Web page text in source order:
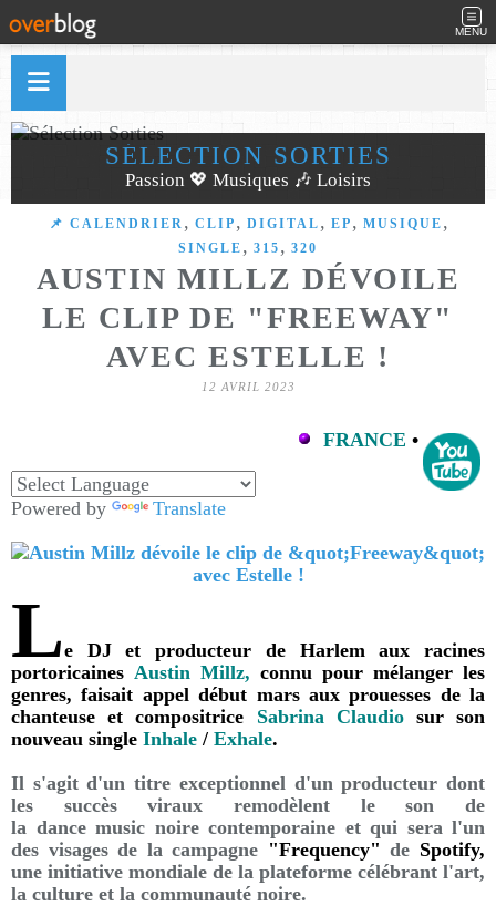
MENU
SÉLECTION SORTIES
Passion 💖 Musiques 🎶 Loisirs
📌 CALENDRIER , CLIP , DIGITAL , EP , MUSIQUE ,
SINGLE , 315 , 320
AUSTIN MILLZ DÉVOILE
LE CLIP DE "FREEWAY"
AVEC ESTELLE !
12 AVRIL 2023
FRANCE •
Powered by Translate
Le DJ et producteur de Harlem aux racines
portoricaines Austin Millz, connu pour mélanger les
genres, faisait appel début mars aux prouesses de la
chanteuse et compositrice Sabrina Claudio sur son
nouveau single Inhale / Exhale.
Il s'agit d'un titre exceptionnel d'un producteur dont
les succès viraux remodèlent le son de
la dance music noire contemporaine et qui sera l'un
des visages de la campagne "Frequency" de Spotify,
une initiative mondiale de la plateforme célébrant l'art,
la culture et la communauté noire.